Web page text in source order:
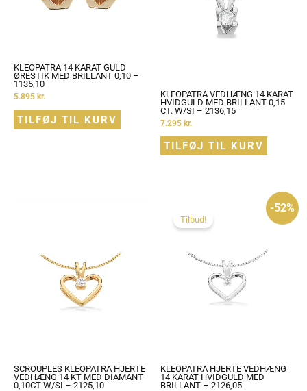
KLEOPATRA 14 KARAT GULD
ØRESTIK MED BRILLANT 0,10 –
1135,10
5.895 kr.
TILFØJ TIL KURV
KLEOPATRA VEDHÆNG 14 KARAT
HVIDGULD MED BRILLANT 0,15
CT. W/SI – 2136,15
7.295 kr.
TILFØJ TIL KURV
SCROUPLES KLEOPATRA HJERTE
VEDHÆNG 14 KT MED DIAMANT
0,10CT W/SI – 2125,10
-52%
Tilbud!
KLEOPATRA HJERTE VEDHÆNG
14 KARAT HVIDGULD MED
BRILLANT – 2126,05
pris
var:
5.195 kr..